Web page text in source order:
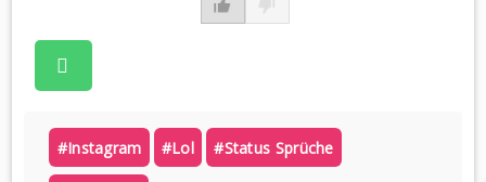
#instagram #lol #status Sprüche